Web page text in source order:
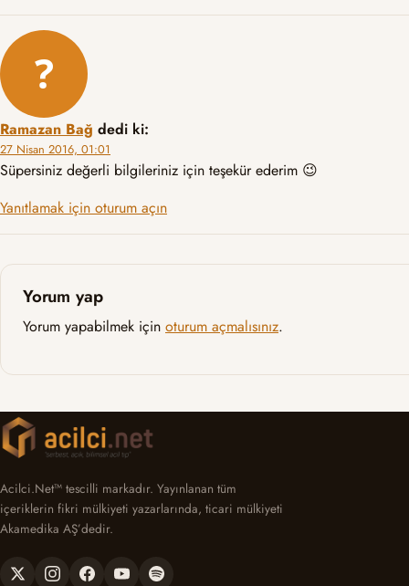
Ramazan Bağ dedi ki:
27 Nisan 2016, 01:01
Süpersiniz değerli bilgileriniz için teşekür ederim 😉
Yanıtlamak için oturum açın
Yorum yap
Yorum yapabilmek için oturum açmalısınız.
Acilci.Net™ tescilli markadır. Yayınlanan tüm
içeriklerin fikri mülkiyeti yazarlarında, ticari mülkiyeti
Akamedika AŞ’dedir.